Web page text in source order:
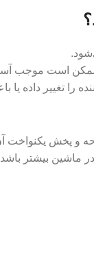
است موجب
تغییر داده یا
و پخش یکنواخت
ماشین بیشتر